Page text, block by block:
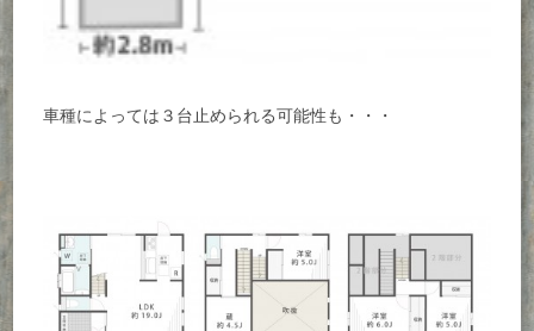
車種によっては３台止められる可能性も・・・